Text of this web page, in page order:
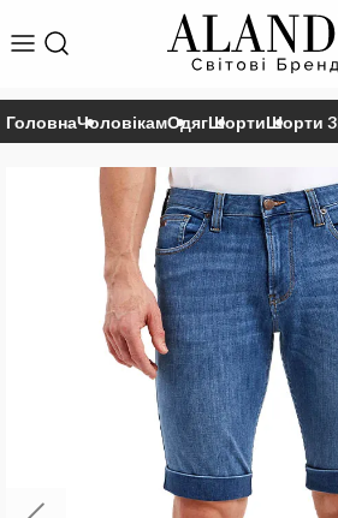
ГоловнаЧоловікамОдягШортиШорти